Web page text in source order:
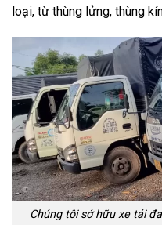
loại, từ thùng lửng, thùng
Chúng tôi sở hữu xe tải